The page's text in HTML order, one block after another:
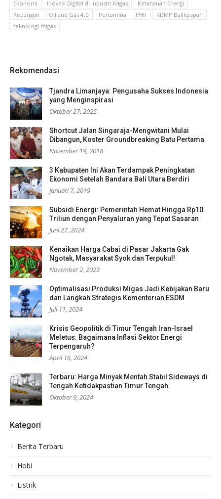
Ekonomi Inovasi Digital di Industri Migas
Ketahanan Energi
Keuangan
Oil and Gas 4.0 Pertamina PHR
RDMP Balikpapan
teknologi migas
Rekomendasi
Tjandra Limanjaya: Pengusaha Sukses Indonesia
yang Menginspirasi
Oktober 27, 2025
Shortcut Jalan Singaraja-Mengwitani Mulai
Dibangun, Koster Groundbreaking Batu Pertama
November 19, 2018
3 Kabupaten Ini Akan Terdampak Peningkatan
Ekonomi Setelah Bandara Bali Utara Berdiri
Januari 7, 2019
Subsidi Energi: Pemerintah Hemat Hingga Rp10
Triliun dengan Penyaluran yang Tepat Sasaran
Juni 27, 2024
Kenaikan Harga Cabai di Pasar Jakarta Gak
Ngotak, Masyarakat Syok dan Terpukul!
November 2, 2023
Optimalisasi Produksi Migas Jadi Kebijakan Baru
dan Langkah Strategis Kementerian ESDM
Juli 11, 2024
Krisis Geopolitik di Timur Tengah Iran-Israel
Meletus: Bagaimana Inflasi Sektor Energi
Terpengaruh?
April 16, 2024
Terbaru: Harga Minyak Mentah Stabil Sideways di
Tengah Ketidakpastian Timur Tengah
Oktober 9, 2024
Kategori
Berita Terbaru
Hobi
Listrik